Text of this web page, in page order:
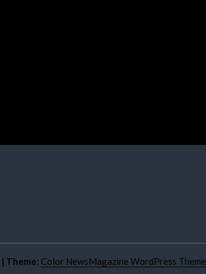
| Theme: Color NewsMagazine WordPress Theme